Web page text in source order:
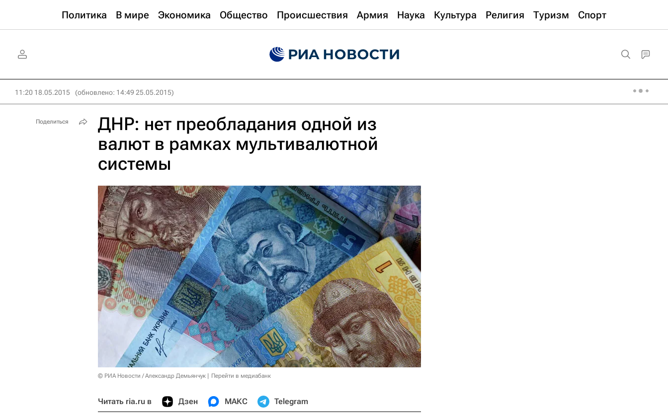
Политика В мире Экономика Общество Происшествия Армия Наука Культура Религия Туризм Спорт
11:20 18.05.2015 (обновлено: 14:49 25.05.2015)
ДНР: нет преобладания одной из
валют в рамках мультивалютной
системы
© РИА Новости / Александр Демьянчук Перейти в медиабанк
Читать ria.ru в Дзен МАКС Telegram
Поделиться